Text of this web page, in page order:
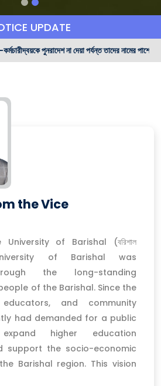
UPDATE
না দেয়া পর্যন্ত তাদের নামের পাশের বর্ণনার আলোকে
the Vice
of Barishal (বরিশাল
University of Barishal was
the long-standing
of the Barishal. Since the
educators, and community
had demanded for a public
higher education
support the socio-economic
Barishal region. This vision